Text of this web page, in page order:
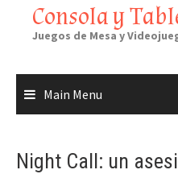
Consola y
Juegos de Mesa y
Main Menu
Night Call: un